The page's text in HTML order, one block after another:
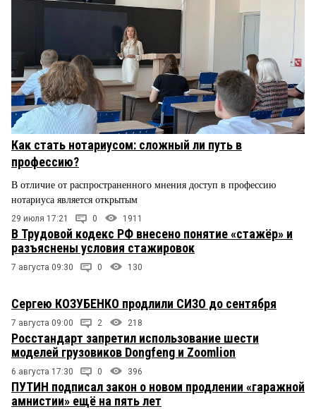
Как стать нотариусом: сложный ли путь в
профессию?
В отличие от распространенного мнения доступ в профессию
нотариуса является открытым
29 июля 17:21 0 1911
В Трудовой кодекс РФ внесено понятие «стажёр» и
разъяснены условия стажировок
7 августа 09:30 0 130
Сергею КОЗУБЕНКО продлили СИЗО до сентября
7 августа 09:00 2 218
Росстандарт запретил использование шести
моделей грузовиков Dongfeng и Zoomlion
6 августа 17:30 0 396
ПУТИН подписал закон о новом продлении «гаражной
амнистии» ещё на пять лет